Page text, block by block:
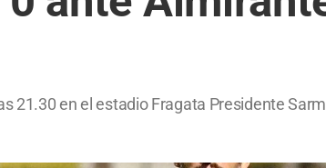
21.30 en el estadio Fragata Presidente